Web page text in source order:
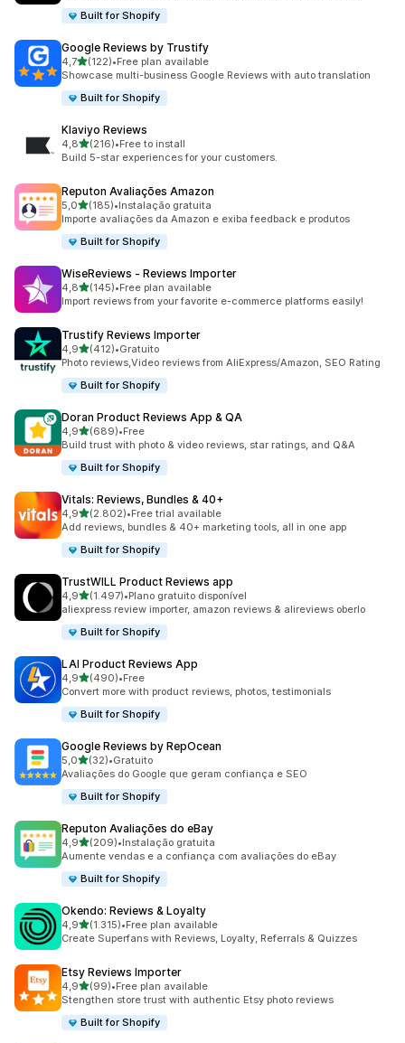
Built for Shopify
Google Reviews by Trustify
4,7de 5 estrelas
(122)
122 total de avaliações
•Free plan available
Showcase multi-business Google Reviews with auto translation
Built for Shopify
Klaviyo Reviews
4,8de 5 estrelas
(216)
216 total de avaliações
•Free to install
Build 5-star experiences for your customers.
Reputon Avaliações Amazon
5,0de 5 estrelas
(185)
185 total de avaliações
•Instalação gratuita
Importe avaliações da Amazon e exiba feedback e produtos
Built for Shopify
WiseReviews ‑ Reviews Importer
4,8de 5 estrelas
(145)
145 total de avaliações
•Free plan available
Import reviews from your favorite e-commerce platforms easily!
Trustify Reviews Importer
4,9de 5 estrelas
(412)
412 total de avaliações
•Gratuito
Photo reviews,Video reviews from AliExpress/Amazon, SEO Rating
Built for Shopify
Doran Product Reviews App & QA
4,9de 5 estrelas
(689)
689 total de avaliações
•Free
Build trust with photo & video reviews, star ratings, and Q&A
Built for Shopify
Vitals: Reviews, Bundles & 40+
4,9de 5 estrelas
(2.802)
2802 total de avaliações
•Free trial available
Add reviews, bundles & 40+ marketing tools, all in one app
Built for Shopify
TrustWILL Product Reviews app
4,9de 5 estrelas
(1.497)
1497 total de avaliações
•Plano gratuito disponível
aliexpress review importer, amazon reviews & alireviews oberlo
Built for Shopify
LAI Product Reviews App
4,9de 5 estrelas
(490)
490 total de avaliações
•Free
Convert more with product reviews, photos, testimonials
Built for Shopify
Google Reviews by RepOcean
5,0de 5 estrelas
(32)
32 total de avaliações
•Gratuito
Avaliações do Google que geram confiança e SEO
Built for Shopify
Reputon Avaliações do eBay
4,9de 5 estrelas
(209)
209 total de avaliações
•Instalação gratuita
Aumente vendas e a confiança com avaliações do eBay
Built for Shopify
Okendo: Reviews & Loyalty
4,9de 5 estrelas
(1.315)
1315 total de avaliações
•Free plan available
Create Superfans with Reviews, Loyalty, Referrals & Quizzes
Etsy Reviews Importer
4,9de 5 estrelas
(99)
99 total de avaliações
•Free plan available
Stengthen store trust with authentic Etsy photo reviews
Built for Shopify